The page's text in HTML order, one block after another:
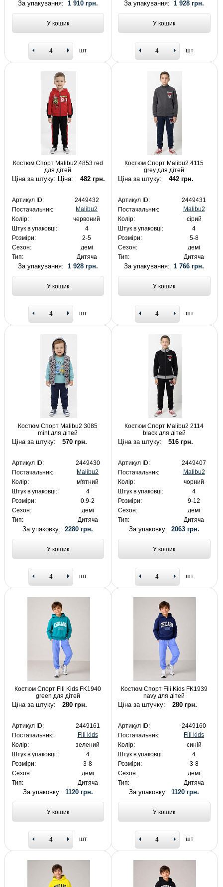
За упакування: 1 910 грн.
У кошик
шт
За упакування:1 928 грн.
У кошик
шт
Костюм Спорт Malibu2 4853 red
для дітей
Ціна за штуку: Ціна: 482 грн.
Артикул ID:
2449432
Постачальник:
Malibu2
Колір:
червоний
Штук в упаковці:
4
Розміри:
2-5
Сезон:
демі
Тип:
Дитяча
За упакування: 1 928 грн.
У кошик
шт
Костюм Спорт Malibu2 4115
grey для дітей
Ціна за штуку: 442 грн.
Артикул ID:
2449431
Постачальник:
Malibu2
Колір:
сірий
Штук в упаковці:
4
Розміри:
5-8
Сезон:
демі
Тип:
Дитяча
За упакування:1 766 грн.
У кошик
шт
Костюм Спорт Malibu2 3085
mint для дітей
Ціна за штуку: 570 грн.
Артикул ID:
2449430
Постачальник:
Malibu2
Колір:
м'ятний
Штук в упаковці:
4
Розміри:
0.9-2
Сезон:
демі
Тип:
Дитяча
За упаковку:2280 грн.
У кошик
шт
Костюм Спорт Malibu2 2114
black для дітей
Ціна за штуку: 516 грн.
Артикул ID:
2449407
Постачальник:
Malibu2
Колір:
чорний
Штук в упаковці:
4
Розміри:
9-12
Сезон:
демі
Тип:
Дитяча
За упаковку: 2063 грн.
У кошик
шт
Костюм Спорт Fili Kids FK1940
green для дітей
Ціна за штуку: 280 грн.
Артикул ID:
2449161
Постачальник:
Fili kids
Колір:
зелений
Штук в упаковці:
4
Розміри:
3-8
Сезон:
демі
Тип:
Дитяча
За упаковку: 1120 грн.
У кошик
шт
Костюм Спорт Fili Kids FK1939
navy для дітей
Ціна за штучку: 280 грн.
Артикул ID:
2449160
Постачальник:
Fili kids
Колір:
синій
Штук в упаковці:
4
Розміри:
3-8
Сезон:
демі
Тип:
Дитяча
За упаковку:1120 грн.
У кошик
шт